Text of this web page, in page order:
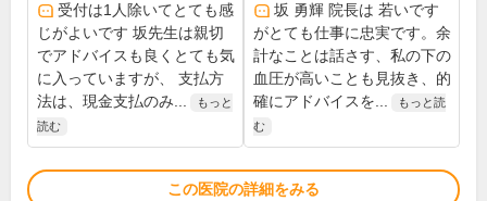
受付は1人除いてとても感
じがよいです 坂先生は親切
でアドバイスも良くとても気
に入っていますが、 支払方
法は、現金支払のみ...
もっと
読む
坂 勇輝 院長は 若いです
がとても仕事に忠実です。余
計なことは話さす、私の下の
血圧が高いことも見抜き、的
確にアドバイスを...
もっと読
む
この医院の詳細をみる